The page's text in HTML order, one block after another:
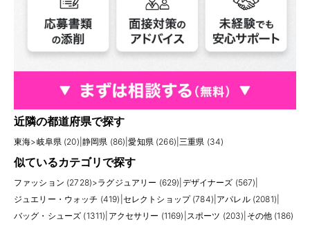
近隣の都道府県で探す
東海>岐阜県 (20) 静岡県 (86) |愛知県 (266) |三重県 (34)
似ているカテゴリで探す
ファッション (2728)>ラグジュアリー (629) デザイナーズ (567)
ジュエリー・ウォッチ (419) セレクトショップ (784) アパレル (2081)
バッグ・シューズ (1311) アクセサリー (1169) スポーツ (203) その他 (186)